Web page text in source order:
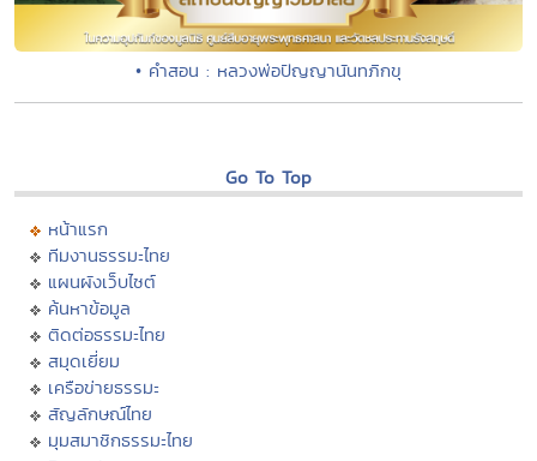
• คำสอน : หลวงพ่อปัญญานันทภิกขุ
Go To Top
หน้าแรก
ทีมงานธรรมะไทย
แผนผังเว็บไซต์
ค้นหาข้อมูล
ติดต่อธรรมะไทย
สมุดเยี่ยม
เครือข่ายธรรมะ
สัญลักษณ์ไทย
มุมสมาชิกธรรมะไทย